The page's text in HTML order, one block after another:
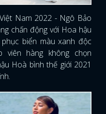
Nam 2022 - Ngô Bảo
chấn động với Hoa hậu
biển màu xanh độc
hàng không chọn
Hoà bình thế giới 2021